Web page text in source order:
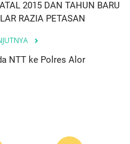
2015 DAN TAHUN BARU
RAZIA PETASAN
NTT ke Polres Alor